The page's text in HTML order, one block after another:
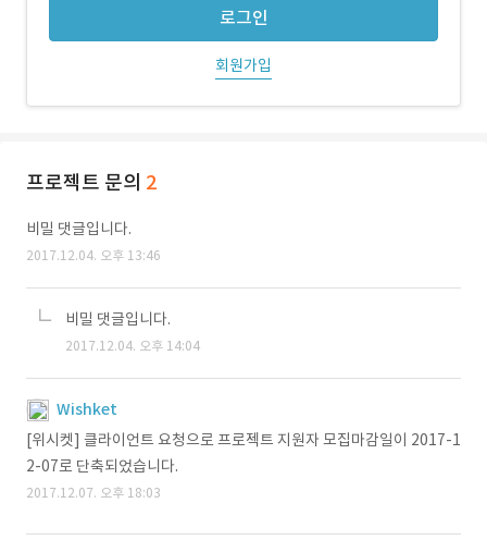
로그인
회원가입
프로젝트 문의 2
비밀 댓글입니다.
2017.12.04. 오후 13:46
비밀 댓글입니다.
2017.12.04. 오후 14:04
Wishket
[위시켓] 클라이언트 요청으로 프로젝트 지원자 모집마감일이 2017-1
2-07로 단축되었습니다.
2017.12.07. 오후 18:03